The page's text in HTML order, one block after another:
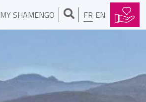
MY SHAMENGO FR EN
BRENT SCHULKIN
J’ai créé une nouvelle forme de
Je recycle les terres rares